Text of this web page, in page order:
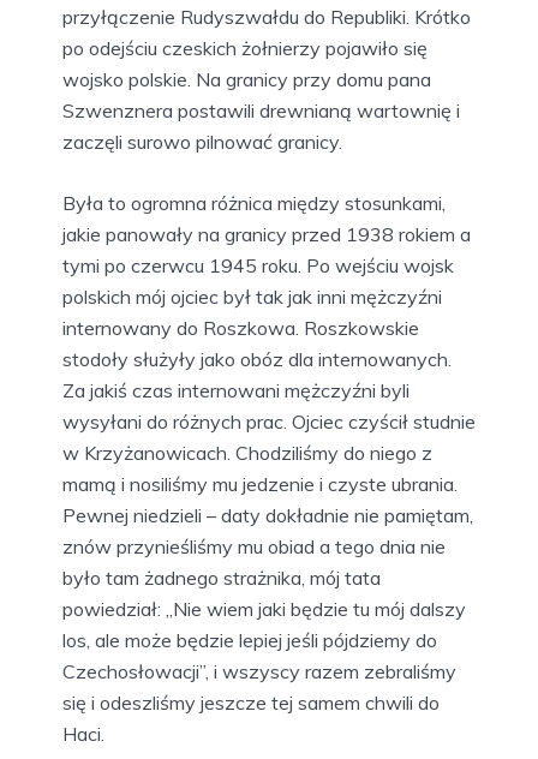
przyłączenie Rudyszwałdu do Republiki. Krótko
po odejściu czeskich żołnierzy pojawiło się
wojsko polskie. Na granicy przy domu pana
Szwenznera postawili drewnianą wartownię i
zaczęli surowo pilnować granicy.
Była to ogromna różnica między stosunkami,
jakie panowały na granicy przed 1938 rokiem a
tymi po czerwcu 1945 roku. Po wejściu wojsk
polskich mój ojciec był tak jak inni mężczyźni
internowany do Roszkowa. Roszkowskie
stodoły służyły jako obóz dla internowanych.
Za jakiś czas internowani mężczyźni byli
wysyłani do różnych prac. Ojciec czyścił studnie
w Krzyżanowicach. Chodziliśmy do niego z
mamą i nosiliśmy mu jedzenie i czyste ubrania.
Pewnej niedzieli – daty dokładnie nie pamiętam,
znów przynieśliśmy mu obiad a tego dnia nie
było tam żadnego strażnika, mój tata
powiedział: „Nie wiem jaki będzie tu mój dalszy
los, ale może będzie lepiej jeśli pójdziemy do
Czechosłowacji”, i wszyscy razem zebraliśmy
się i odeszliśmy jeszcze tej samem chwili do
Haci.